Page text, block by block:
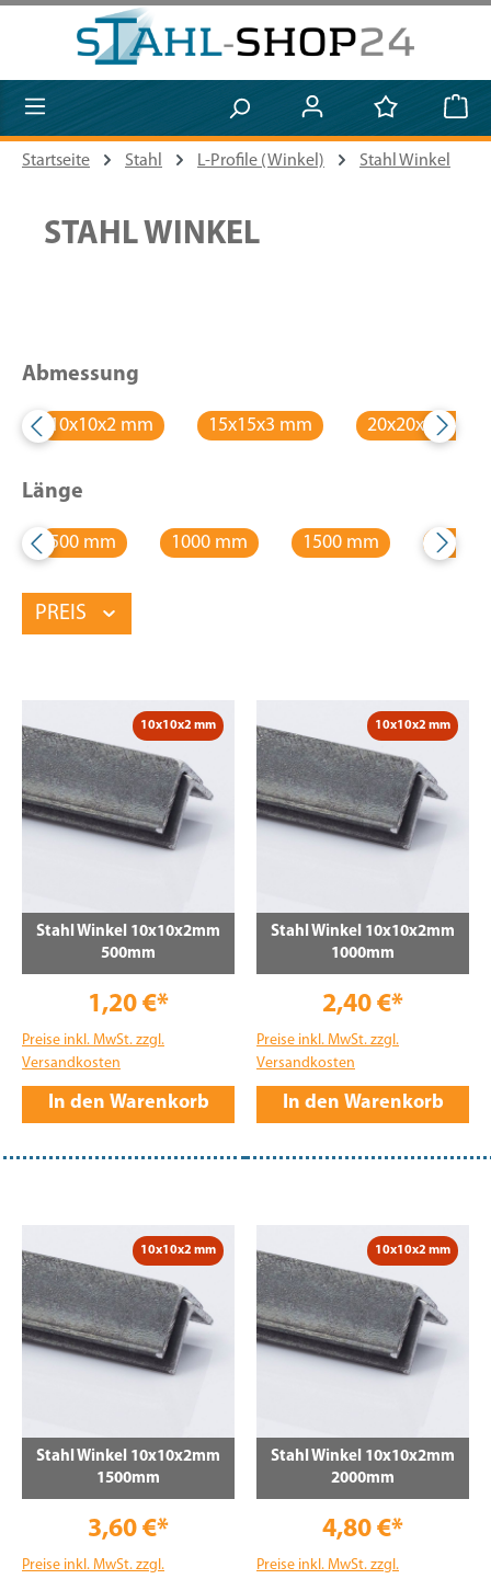
Zum Hauptinhalt springen
Startseite Stahl L-Profile (Winkel) Stahl Winkel
STAHL WINKEL
Abmessung
10x10x2 mm 15x15x3 mm 20x20x2 mm
Länge
500 mm 1000 mm 1500 mm 2000
PREIS
10x10x2 mm
Stahl Winkel 10x10x2mm
500mm
1,20 €*
Preise inkl. MwSt. zzgl.
Versandkosten
In den Warenkorb
10x10x2 mm
Stahl Winkel 10x10x2mm
1000mm
2,40 €*
Preise inkl. MwSt. zzgl.
Versandkosten
In den Warenkorb
10x10x2 mm
Stahl Winkel 10x10x2mm
1500mm
3,60 €*
Preise inkl. MwSt. zzgl.
10x10x2 mm
Stahl Winkel 10x10x2mm
2000mm
4,80 €*
Preise inkl. MwSt. zzgl.